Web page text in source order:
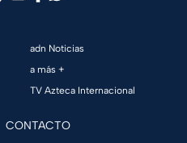
adn Noticias
a más +
TV Azteca Internacional
CONTACTO